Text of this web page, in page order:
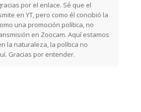
por el enlace. Sé que el
en YT, pero como él concibió la
una promoción política, no
en Zoocam. Aquí estamos
la naturaleza, la política no
Gracias por entender.